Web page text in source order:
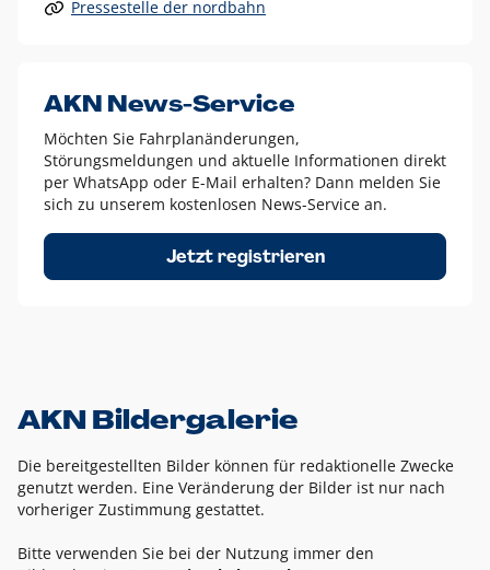
Alle anderen Logo-Varianten dürfen nur in Ausnahmefällen
Diese Ausnahmen sind zum Beispiel:
dem AKN Blau,
weißes Logo auf Fotohintergründen,
schwarzes Logo für reine Schwarz-Weiß-Umsetzungen
Um das Logo herum muss ein Schutzraum von jeweils einer
Höhe bzw. Breite des N aus AKN in alle Richtungen
Pressestelle der nordbahn
AKN News-Service
Möchten Sie Fahrplanänderungen,
Störungsmeldungen und aktuelle Informationen direkt
per WhatsApp oder E-Mail erhalten? Dann melden Sie
sich zu unserem kostenlosen News-Service an.
Jetzt registrieren
AKN Bildergalerie
Die bereitgestellten Bilder können für redaktionelle Zwecke
genutzt werden. Eine Veränderung der Bilder ist nur nach
vorheriger Zustimmung gestattet.
Bitte verwenden Sie bei der Nutzung immer den